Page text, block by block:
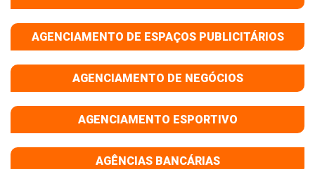
AGENCIAMENTO DE ESPAÇOS PUBLICITÁRIOS
AGENCIAMENTO DE NEGÓCIOS
AGENCIAMENTO ESPORTIVO
AGÊNCIAS BANCÁRIAS